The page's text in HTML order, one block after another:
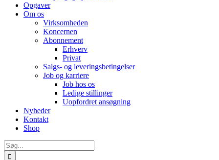
Opgaver
Om os
Virksomheden
Koncernen
Abonnement
Erhverv
Privat
Salgs- og leveringsbetingelser
Job og karriere
Job hos os
Ledige stillinger
Uopfordret ansøgning
Nyheder
Kontakt
Shop
Søg
efter: